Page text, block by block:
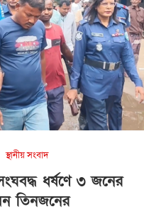
স্থানীয় সংবাদ
ধর্ষণে ৩ জনের
তিনজনের